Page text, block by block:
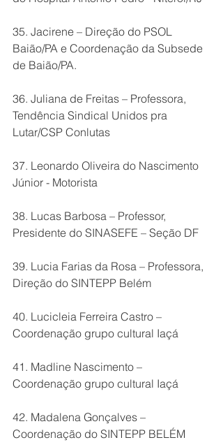
35. Jacirene – Direção do PSOL
Baião/PA e Coordenação da Subsede
de Baião/PA.
36. Juliana de Freitas – Professora,
Tendência Sindical Unidos pra
Lutar/CSP Conlutas
37. Leonardo Oliveira do Nascimento
Júnior - Motorista
38. Lucas Barbosa – Professor,
Presidente do SINASEFE – Seção DF
39. Lucia Farias da Rosa – Professora,
Direção do SINTEPP Belém
40. Lucicleia Ferreira Castro –
Coordenação grupo cultural Iaçá
41. Madline Nascimento –
Coordenação grupo cultural Iaçá
42. Madalena Gonçalves –
Coordenação do SINTEPP BELÉM